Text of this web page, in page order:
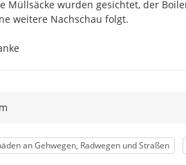
Müllsäcke wurden gesichtet, der
weitere Nachschau folgt.
an Gehwegen, Radwegen und Straßen